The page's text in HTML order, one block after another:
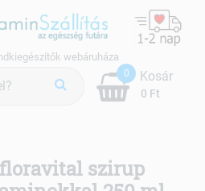
webáruháza
0
0 Ft
Kosár
szirup